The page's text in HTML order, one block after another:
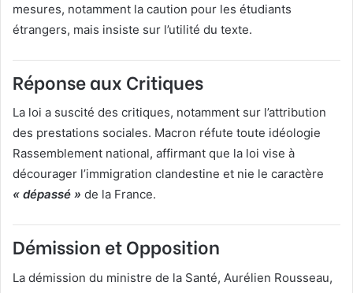
mesures, notamment la caution pour les étudiants
étrangers, mais insiste sur l’utilité du texte.
Réponse aux Critiques
La loi a suscité des critiques, notamment sur l’attribution
des prestations sociales. Macron réfute toute idéologie
Rassemblement national, affirmant que la loi vise à
décourager l’immigration clandestine et nie le caractère
« dépassé » de la France.
Démission et Opposition
La démission du ministre de la Santé, Aurélien Rousseau,